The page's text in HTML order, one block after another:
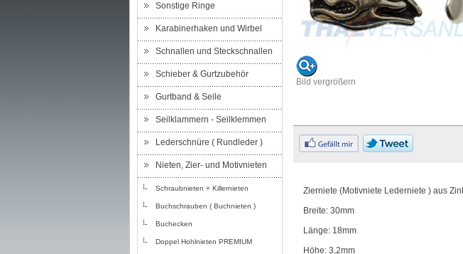
Sonstige Ringe
Karabinerhaken und Wirbel
Schnallen und Steckschnallen
Schieber & Gurtzubehör
Gurtband & Seile
Seilklammern - Seilklemmen
Lederschnüre ( Rundleder )
Nieten, Zier- und Motivnieten
Schraubnieten + Killernieten
Buchschrauben ( Buchnieten )
Buchecken
Doppel Hohlnieten PREMIUM
Bild vergrößern
Zierniete (Motivniete Lederniete ) aus
Breite: 30mm
Länge: 18mm
Höhe: 3,2mm